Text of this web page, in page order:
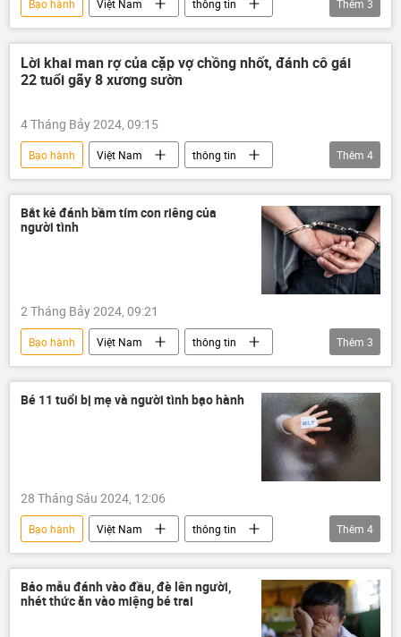
Bạo hành Việt Nam
thông tin
công an
Bộ Công an Việt Nam
Pháp luật
Thêm 3
Lời khai man rợ của cặp vợ chồng nhốt, đánh cô gái
22 tuổi gãy 8 xương sườn
4 Tháng Bảy 2024, 09:15
Bạo hành Việt Nam
thông tin
tội phạm
Pháp luật
Bộ Công an Việt Nam
công an TP.HCM
Thêm 4
Bắt kẻ đánh bầm tím con riêng của
người tình
2 Tháng Bảy 2024, 09:21
Bạo hành Việt Nam
thông tin
công an
Bộ Công an Việt Nam
Trẻ em
Thêm 3
Bé 11 tuổi bị mẹ và người tình bạo hành
28 Tháng Sáu 2024, 12:06
Bạo hành Việt Nam
thông tin
Trẻ em
công an
Bộ Công an Việt Nam
Xã hội
Thêm 4
Bảo mẫu đánh vào đầu, đè lên người,
nhét thức ăn vào miệng bé trai